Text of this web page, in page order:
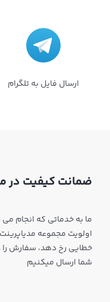
ارسال فایل به تلگرام
ضمانت کیفیت در
ما به خدماتی که انجام
اولویت مجموعه
خطایی رخ دهد، سفارش را
شما ارسال میکنیم